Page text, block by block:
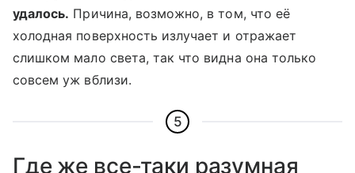
удалось. Причина, возможно, в том, что её
холодная поверхность излучает и отражает
слишком мало света, так что видна она только
совсем уж вблизи.
5
Где же все-таки разумная